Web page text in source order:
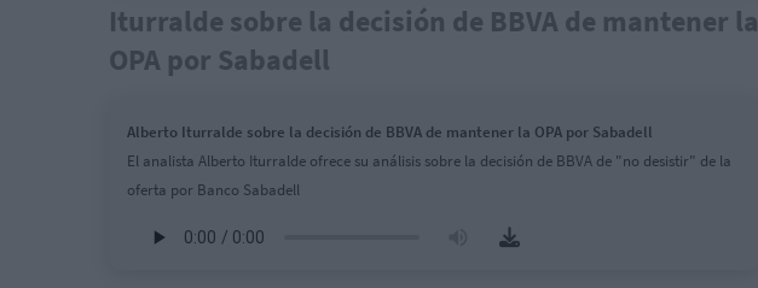
Iturralde sobre la decisión de BBVA de mantener la
OPA por Sabadell
Alberto Iturralde sobre la decisión de BBVA de mantener la OPA por Sabadell
El analista Alberto Iturralde ofrece su análisis sobre la decisión de BBVA de "no desistir" de la
oferta por Banco Sabadell